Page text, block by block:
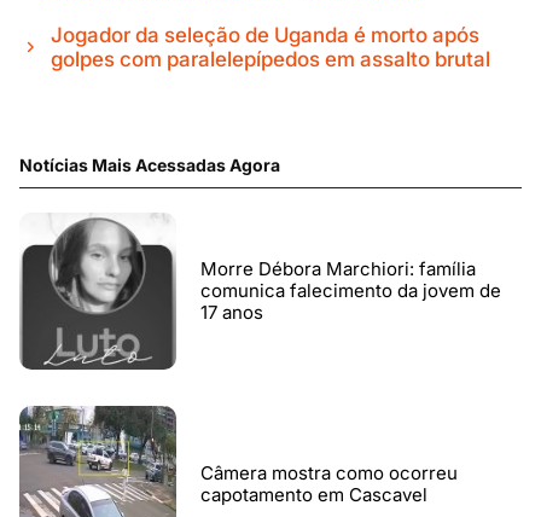
Jogador da seleção de Uganda é morto após
golpes com paralelepípedos em assalto brutal
Notícias Mais Acessadas Agora
Morre Débora Marchiori: família
comunica falecimento da jovem de
17 anos
Câmera mostra como ocorreu
capotamento em Cascavel